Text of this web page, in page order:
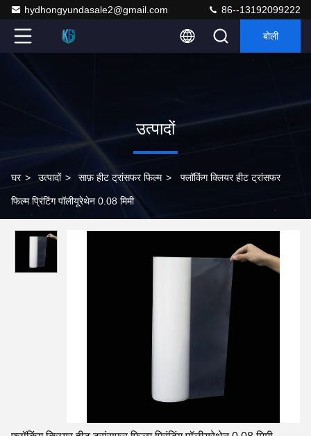
hydhongyundasale2@gmail.com 86--13192099222
बोली
उत्पादों
घर > उत्पादों > साफ़ हीट ट्रांसफर फिल्म > फ्लॉकिंग क्लियर हीट ट्रांसफर
फिल्म प्रिंटिंग पॉलीयूरेथेन 0.08 मिमी